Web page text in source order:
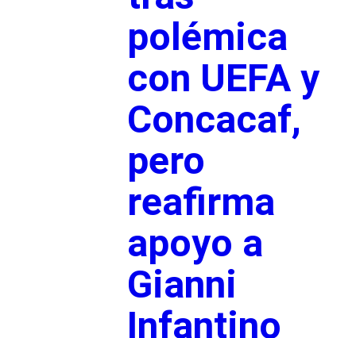
polémica
con UEFA y
Concacaf,
pero
reafirma
apoyo a
Gianni
Infantino